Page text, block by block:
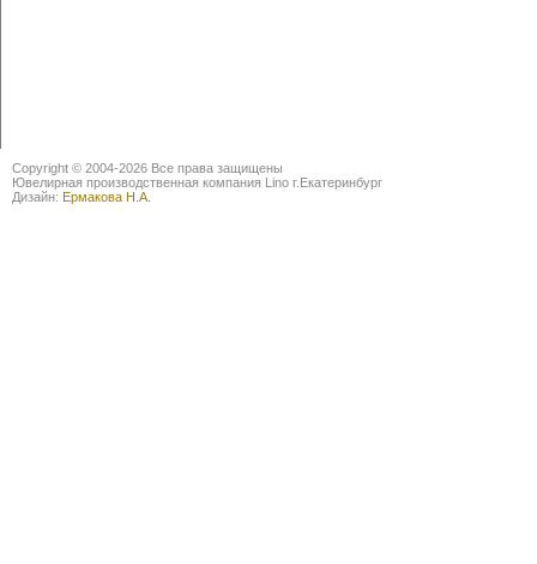
Copyright © 2004-2026 Все права защищены
Ювелирная производственная компания Lino г.Екатеринбург
Дизайн: Ермакова Н.А.